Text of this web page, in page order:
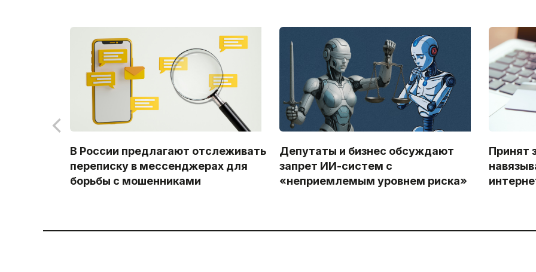
В России предлагают отслеживать
переписку в мессенджерах для
борьбы с мошенниками
Депутаты и бизнес обсуждают
запрет ИИ-систем с
«неприемлемым уровнем риска»
Принят